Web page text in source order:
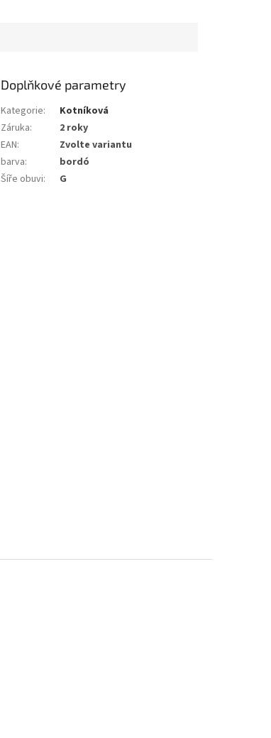
Doplňkové parametry
Kategorie:
Kotníková
Záruka:
2 roky
EAN:
Zvolte variantu
barva:
bordó
Šíře obuvi: G